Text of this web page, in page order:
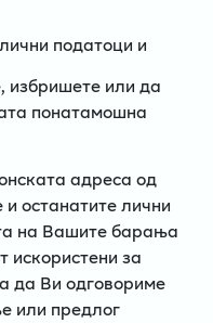
податоци и
избришете или да
понатамошна
адреса од
останатите лични
на Вашите барања
искористени за
да Ви одговориме
или предлог